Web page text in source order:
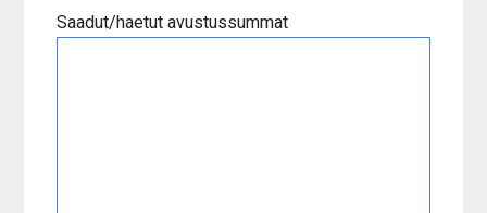
Saadut/haetut avustussummat